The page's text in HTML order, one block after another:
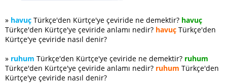
» havuç Türkçe'den Kürtçe'ye çeviride ne demektir? havuç
Türkçe'den Kürtçe'ye çeviride anlamı nedir? havuç Türkçe'den
Kürtçe'ye çeviride nasıl denir?
» ruhum Türkçe'den Kürtçe'ye çeviride ne demektir? ruhum
Türkçe'den Kürtçe'ye çeviride anlamı nedir? ruhum Türkçe'den
Kürtçe'ye çeviride nasıl denir?